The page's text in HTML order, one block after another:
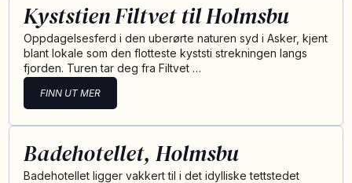
Kyststien Filtvet til Holmsbu
Oppdagelsesferd i den uberørte naturen syd i Asker, kjent
blant lokale som den flotteste kyststi strekningen langs
fjorden. Turen tar deg fra Filtvet …
FINN UT MER
Badehotellet, Holmsbu
Badehotellet ligger vakkert til i det idylliske tettstedet